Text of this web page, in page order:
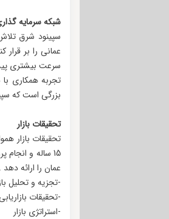
شبکه سرمایه
سپینود شرق
عمانی را بر
سرعت بیشتری
تجربه همکاری
بزرگی است که
تحقیقات بازار
تحقیقات بازار
15 ساله و
عمان را ارائه دهد
-تجزیه و تحلیل
-تحقیقات
-استراتژی بازار